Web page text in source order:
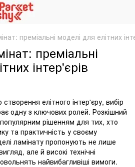
преміальні моделі для елітних
преміальні
інтер'єрів
елітного інтер'єру, вибір
одну з ключових ролей. Розкішний
рішенням для тих, хто
та практичність у своєму
ламінату пропонують не лише
але й високі технічні
найвибагливіші вимоги.